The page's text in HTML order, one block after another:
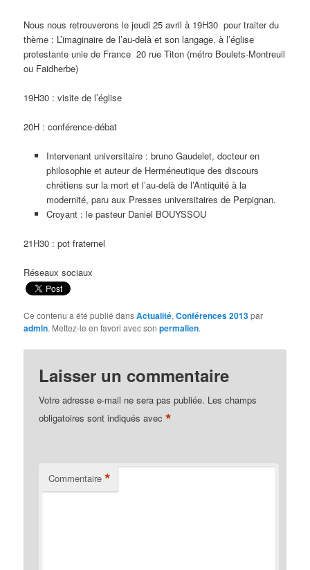
Nous nous retrouverons le jeudi 25 avril à 19H30 pour traiter du
thème : L’imaginaire de l’au-delà et son langage, à l’église
protestante unie de France 20 rue Titon (métro Boulets-Montreuil
ou Faidherbe)
19H30 : visite de l’église
20H : conférence-débat
Intervenant universitaire : bruno Gaudelet, docteur en
philosophie et auteur de Herméneutique des discours
chrétiens sur la mort et l’au-delà de l’Antiquité à la
modernité, paru aux Presses universitaires de Perpignan.
Croyant : le pasteur Daniel BOUYSSOU
21H30 : pot fraternel
Réseaux sociaux
Ce contenu a été publié dansActualité,Conférences 2013par
admin. Mettez-le en favori avec sonpermalien.
Laisser un commentaire
Votre adresse e-mail ne sera pas publiée. Les champs
obligatoires sont indiqués avec*
Commentaire *